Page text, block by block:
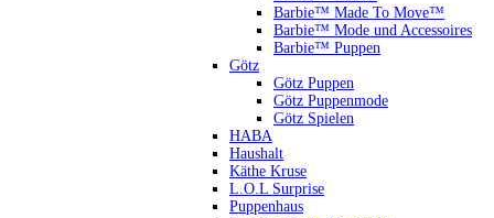
Barbie™ Made To Move™
Barbie™ Mode und Accessoires
Barbie™ Puppen
Götz
Götz Puppen
Götz Puppenmode
Götz Spielen
HABA
Haushalt
Käthe Kruse
L.O.L Surprise
Puppenhaus